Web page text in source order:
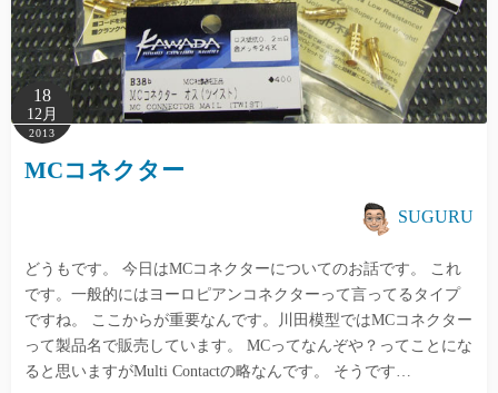
18
12月
2013
MCコネクター
SUGURU
どうもです。 今日はMCコネクターについてのお話です。 これ
です。一般的にはヨーロピアンコネクターって言ってるタイプ
ですね。 ここからが重要なんです。川田模型ではMCコネクター
って製品名で販売しています。 MCってなんぞや？ってことにな
ると思いますがMulti Contactの略なんです。 そうです…